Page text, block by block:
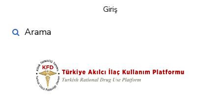
atlamenu
Giriş
Search